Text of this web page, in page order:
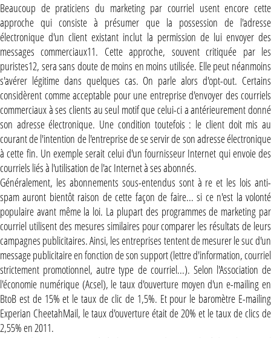
Beaucoup de praticiens du marketing par courriel usent encore cette
approche qui consiste à présumer que la possession de l'adresse
électronique d'un client existant inclut la permission de lui envoyer des
messages commerciaux11. Cette approche, souvent critiquée par les
puristes12, sera sans doute de moins en moins utilisée. Elle peut néanmoins
s'avérer légitime dans quelques cas. On parle alors d'opt-out. Certains
considèrent comme acceptable pour une entreprise d'envoyer des courriels
commerciaux à ses clients au seul motif que celui-ci a antérieurement donné
son adresse électronique. Une condition toutefois : le client doit mis au
courant de l'intention de l'entreprise de se servir de son adresse électronique
à cette fin. Un exemple serait celui d'un fournisseur Internet qui envoie des
courriels liés à l'utilisation de l'ac Internet à ses abonnés.
Généralement, les abonnements sous-entendus sont à re et les lois anti-
spam auront bientôt raison de cette façon de faire... si ce n'est la volonté
populaire avant même la loi. La plupart des programmes de marketing par
courriel utilisent des mesures similaires pour comparer les résultats de leurs
campagnes publicitaires. Ainsi, les entreprises tentent de mesurer le suc d'un
message publicitaire en fonction de son support (lettre d'information, courriel
strictement promotionnel, autre type de courriel...). Selon l'Association de
l'économie numérique (Acsel), le taux d'ouverture moyen d'un e-mailing en
BtoB est de 15% et le taux de clic de 1,5%. Et pour le baromètre E-mailing
Experian CheetahMail, le taux d'ouverture était de 20% et le taux de clics de
2,55% en 2011.